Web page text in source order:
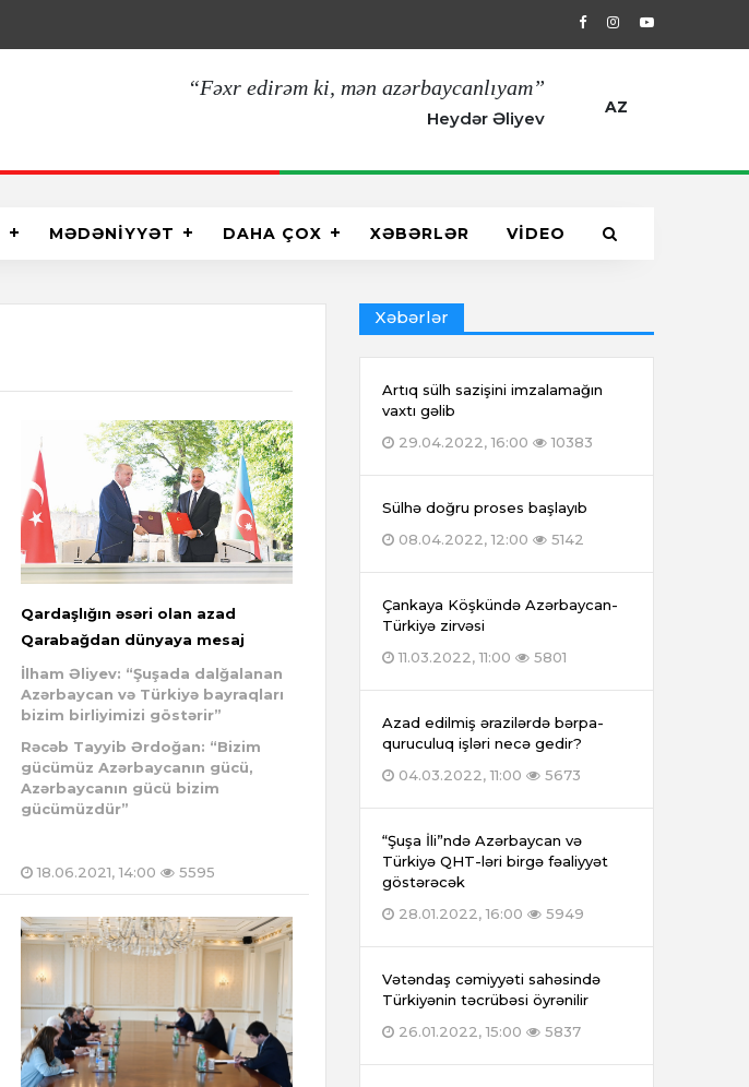
29.04.2022, 16:00 Artıq sülh
“Fəxr edirəm ki, mən azərbaycanlıyam”
Heydər Əliyev
AZ
MƏDƏNİYYƏT DAHA ÇOX XƏBƏRLƏR VİDEO
Qardaşlığın əsəri olan azad
Qarabağdan dünyaya mesaj
İlham Əliyev: “Şuşada dalğalanan
Azərbaycan və Türkiyə bayraqları
bizim birliyimizi göstərir”
Rəcəb Tayyib Ərdoğan: “Bizim
gücümüz Azərbaycanın gücü,
Azərbaycanın gücü bizim
gücümüzdür”
18.06.2021, 14:00 5595
Xəbərlər
Artıq sülh sazişini imzalamağın
vaxtı gəlib
29.04.2022, 16:00
10383
Sülhə doğru proses başlayıb
08.04.2022, 12:00
5142
Çankaya Köşkündə Azərbaycan-
Türkiyə zirvəsi
11.03.2022, 11:00
5801
Azad edilmiş ərazilərdə bərpa-
quruculuq işləri necə gedir?
04.03.2022, 11:00
5673
“Şuşa İli”ndə Azərbaycan və
Türkiyə QHT-ləri birgə fəaliyyət
göstərəcək
28.01.2022, 16:00
5949
Vətəndaş cəmiyyəti sahəsində
Türkiyənin təcrübəsi öyrənilir
26.01.2022, 15:00
5837